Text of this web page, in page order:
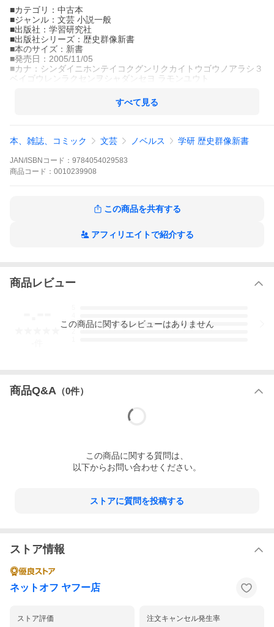
■カテゴリ：中古本
■ジャンル：文芸 小説一般
■出版社：学習研究社
■出版社シリーズ：歴史群像新書
■本のサイズ：新書
■発売日：2005/11/05
■カナ：シンダイニホンテイコクグンリクカイトウゴウノアラシ３
ベイゴウレンラクセンヲシャダンセヨ ラモンユウト
すべて見る
本、雑誌、コミック 文芸 ノベルス 学研 歴史群像新書
JAN/ISBNコード： 9784054029583
商品 コード： 0010239908
この商品を共有する
アフィリエイトで紹介する
商品レビュー
3
この商品に関するレビューはありません
商品Q&A （0件）
この商品に関する質問は、
以下からお問い合わせください。
ストアに質問を投稿する
ストア情報
ネットオフ ヤフー店
ストア評価 注文キャンセル発生率